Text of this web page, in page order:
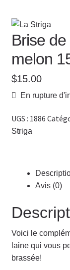
CONTACT
Brise
melon
$15.00
En rupture
UGS : 1886
Striga
Avis (0)
Voici le
laine qui vous
brassée!